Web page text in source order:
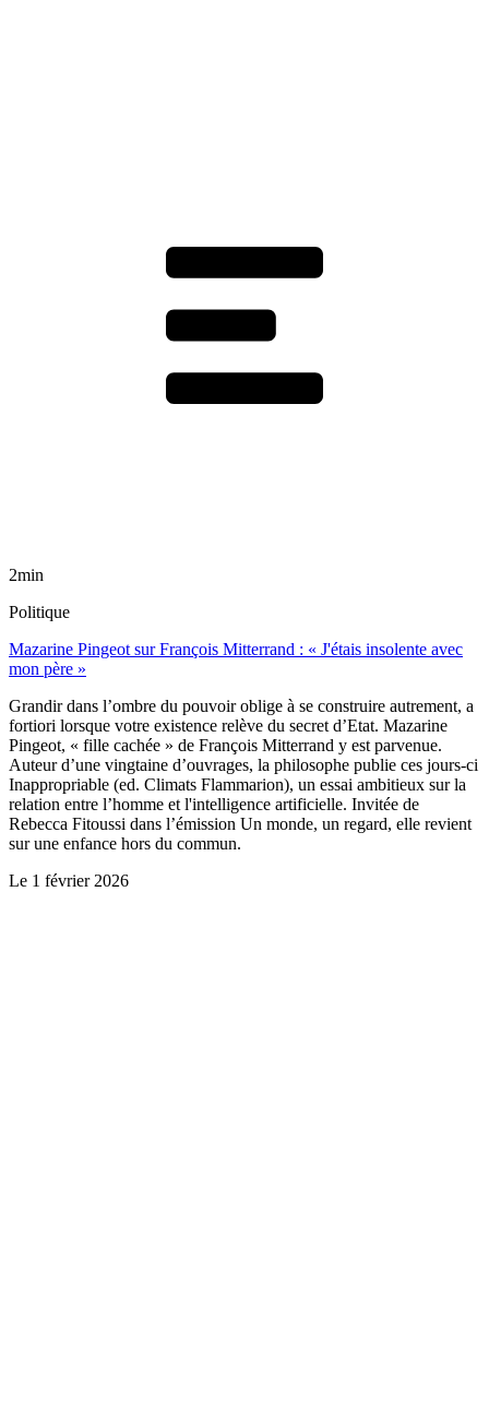
2min
Politique
Mazarine Pingeot sur François Mitterrand : « J'étais insolente avec
mon père »
Grandir dans l’ombre du pouvoir oblige à se construire autrement, a
fortiori lorsque votre existence relève du secret d’Etat. Mazarine
Pingeot, « fille cachée » de François Mitterrand y est parvenue.
Auteur d’une vingtaine d’ouvrages, la philosophe publie ces jours-ci
Inappropriable (ed. Climats Flammarion), un essai ambitieux sur la
relation entre l’homme et l'intelligence artificielle. Invitée de
Rebecca Fitoussi dans l’émission Un monde, un regard, elle revient
sur une enfance hors du commun.
Le 1 février 2026